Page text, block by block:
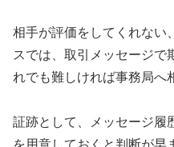
相手が評価をしてくれない
スでは、取引メッセージで
れでも難しければ事務局へ
証跡として、メッセージ履